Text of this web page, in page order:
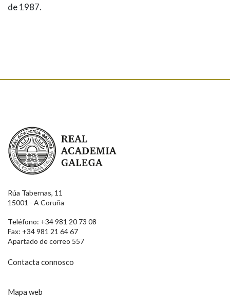
de 1987.
Real Academia Galega
Rúa Tabernas, 11
15001 - A Coruña
Teléfono: +34 981 20 73 08
Fax: +34 981 21 64 67
Apartado de correo 557
Contacta connosco
Mapa web